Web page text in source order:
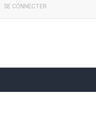
SE CONNECTER